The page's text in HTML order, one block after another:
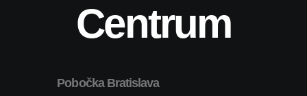
Centrum
Pobočka Bratislava